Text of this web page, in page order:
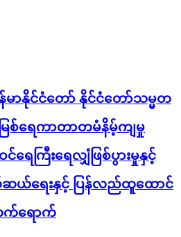
မာနိုင်ငံတော် နိုင်ငံတော်သမ္မတ
ြစ်ရေကာတာတမံနိမ့်ကျမှု
ဝင်ရေကြီးရေလျှံဖြစ်ပွားမှုနှင့်
ေးနှင့် ပြန်လည်ထူထောင်
က်ရောက်